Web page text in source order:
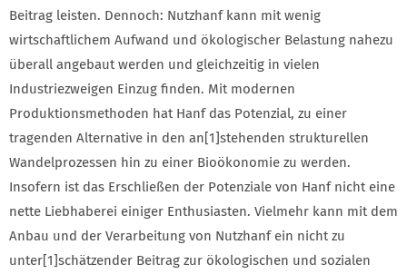
Beitrag leisten. Dennoch: Nutzhanf kann mit wenig
wirtschaftlichem Aufwand und ökologischer Belastung nahezu
überall angebaut werden und gleichzeitig in vielen
Industriezweigen Einzug finden. Mit modernen
Produktionsmethoden hat Hanf das Potenzial, zu einer
tragenden Alternative in den an[1]stehenden strukturellen
Wandelprozessen hin zu einer Bioökonomie zu werden.
Insofern ist das Erschließen der Potenziale von Hanf nicht eine
nette Liebhaberei einiger Enthusiasten. Vielmehr kann mit dem
Anbau und der Verarbeitung von Nutzhanf ein nicht zu
unter[1]schätzender Beitrag zur ökologischen und sozialen